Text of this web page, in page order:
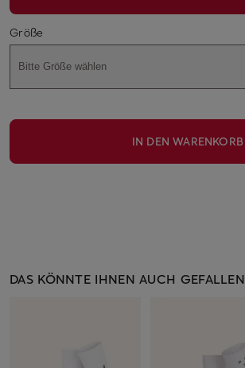
Größe
Bitte Größe wählen
IN DEN WARENKORB
DAS KÖNNTE IHNEN AUCH GEFALLEN